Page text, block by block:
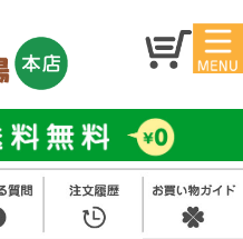
マイ
ジ
お名
前シ
アイ
ロン
シー